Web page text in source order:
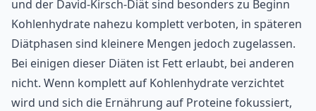
und der David-Kirsch-Diät sind besonders zu Beginn
Kohlenhydrate nahezu komplett verboten, in späteren
Diätphasen sind kleinere Mengen jedoch zugelassen.
Bei einigen dieser Diäten ist Fett erlaubt, bei anderen
nicht. Wenn komplett auf Kohlenhydrate verzichtet
wird und sich die Ernährung auf Proteine fokussiert,